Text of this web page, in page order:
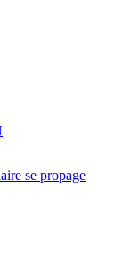
se propage